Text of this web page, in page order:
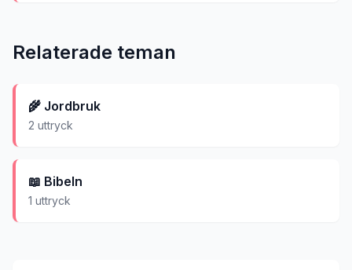
Relaterade teman
🌾 Jordbruk
2 uttryck
📖 Bibeln
1 uttryck